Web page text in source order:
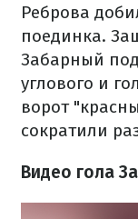
Реброва
поединка.
Забарный
углового и
ворот
сократили
Видео гола